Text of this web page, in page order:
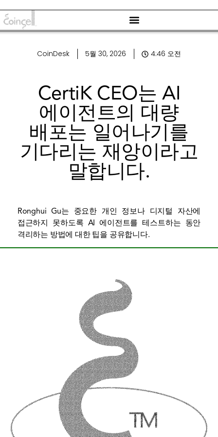
CoinDesk 5월 30, 2026 4:46 오전
CertiK CEO는 AI
에이전트의 대량
배포는 일어나기를
기다리는 재앙이라고
말합니다.
Ronghui Gu는 중요한 개인 정보나 디지털 자산에
접근하지 못하도록 AI 에이전트를 테스트하는 동안
격리하는 방법에 대한 팁을 공유합니다.